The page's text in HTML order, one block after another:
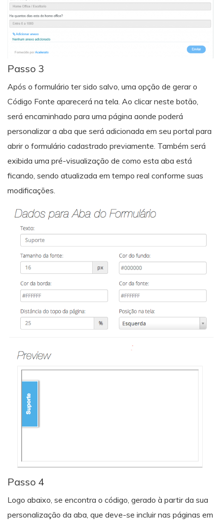
Passo 3
Após o formulário ter sido salvo, uma opção de gerar o
Código Fonte aparecerá na tela. Ao clicar neste botão,
será encaminhado para uma página aonde poderá
personalizar a aba que será adicionada em seu portal para
abrir o formulário cadastrado previamente. Também será
exibida uma pré-visualização de como esta aba está
ficando, sendo atualizada em tempo real conforme suas
modificações.
Passo 4
Logo abaixo, se encontra o código, gerado à partir da sua
personalização da aba, que deve-se incluir nas páginas em